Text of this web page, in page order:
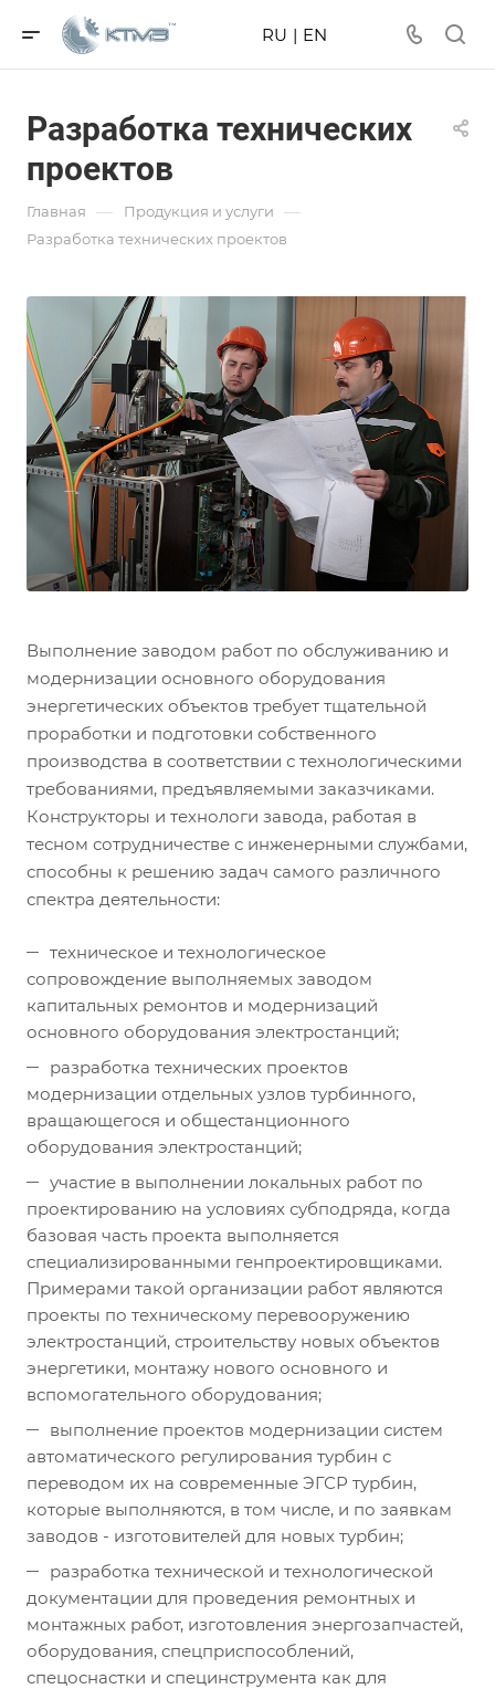
RU | EN
Разработка технических
проектов
Главная — Продукция и услуги —
Разработка технических проектов
Выполнение заводом работ по обслуживанию и
модернизации основного оборудования
энергетических объектов требует тщательной
проработки и подготовки собственного
производства в соответствии с технологическими
требованиями, предъявляемыми заказчиками.
Конструкторы и технологи завода, работая в
тесном сотрудничестве с инженерными службами,
способны к решению задач самого различного
спектра деятельности:
техническое и технологическое
сопровождение выполняемых заводом
капитальных ремонтов и модернизаций
основного оборудования электростанций;
разработка технических проектов
модернизации отдельных узлов турбинного,
вращающегося и общестанционного
оборудования электростанций;
участие в выполнении локальных работ по
проектированию на условиях субподряда, когда
базовая часть проекта выполняется
специализированными генпроектировщиками.
Примерами такой организации работ являются
проекты по техническому перевооружению
электростанций, строительству новых объектов
энергетики, монтажу нового основного и
вспомогательного оборудования;
выполнение проектов модернизации систем
автоматического регулирования турбин с
переводом их на современные ЭГСР турбин,
которые выполняются, в том числе, и по заявкам
заводов - изготовителей для новых турбин;
разработка технической и технологической
документации для проведения ремонтных и
монтажных работ, изготовления энергозапчастей,
оборудования, спецприспособлений,
спецоснастки и специнструмента как для